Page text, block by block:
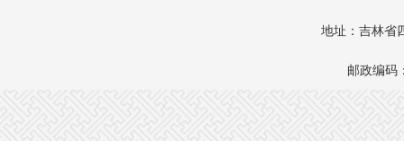
地址：吉林省
邮政编码